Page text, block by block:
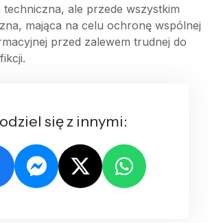
techniczna, ale przede wszystkim
mająca na celu ochronę wspólnej
przed zalewem trudnej do
się z innymi: